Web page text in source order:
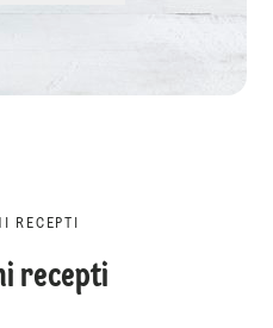
RECEPTI
recepti